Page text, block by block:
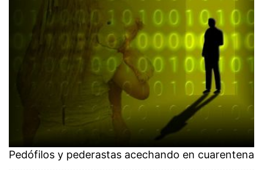
Pedófilos y pederastas acechando en cuarentena